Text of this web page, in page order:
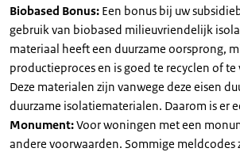
Biobased Bonus: Een bonus bij uw
gebruik van biobased milieuvriendelijk
materiaal heeft een duurzame oorsprong,
productieproces en is goed te recyclen of te
Deze materialen zijn vanwege deze eisen
duurzame isolatiematerialen. Daarom is er
Monument:Voor woningen met een
andere voorwaarden. Sommige meldcodes